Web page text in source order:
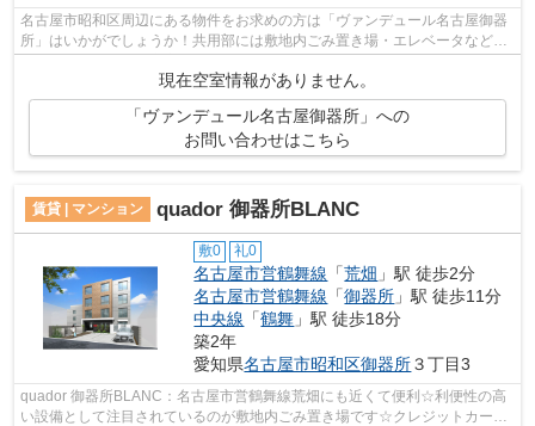
名古屋市昭和区周辺にある物件をお求めの方は「ヴァンデュール名古屋御器
所」はいかがでしょうか！共用部には敷地内ごみ置き場・エレベータなどが
現在空室情報がありません。
「ヴァンデュール名古屋御器所」への
お問い合わせはこちら
賃貸 | マンション quador 御器所BLANC
敷0 礼0
名古屋市営鶴舞線 「荒畑 」駅 徒歩2分
名古屋市営鶴舞線 「御器所 」駅 徒歩11分
中央線 「鶴舞 」駅 徒歩18分
築2年
愛知県名古屋市昭和区御器所３丁目3
quador 御器所BLANC：名古屋市営鶴舞線荒畑にも近くて便利☆利便性の高
い設備として注目されているのが敷地内ごみ置き場です☆クレジットカード